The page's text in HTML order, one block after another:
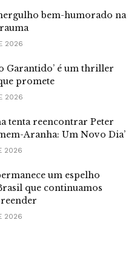
mergulho bem-humorado na
2026
Garantido’ é um thriller
promete
2026
tenta reencontrar Peter
Aranha: Um Novo Dia’
2026
um espelho
que continuamos
2026